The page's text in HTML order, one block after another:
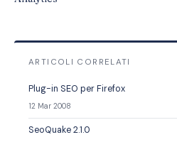
ARTICOLI CORRELATI
Plug-in SEO per Firefox
12 Mar 2008
SeoQuake 2.1.0